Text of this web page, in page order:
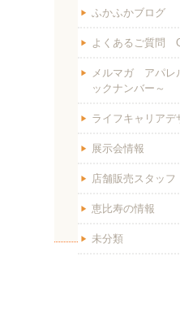
ふかふかブログ
よくあるご質問
メルマガ アパレ
ックナンバー～
ライフキャリアデ
展示会情報
店舗販売スタッフ
恵比寿の情報
未分類